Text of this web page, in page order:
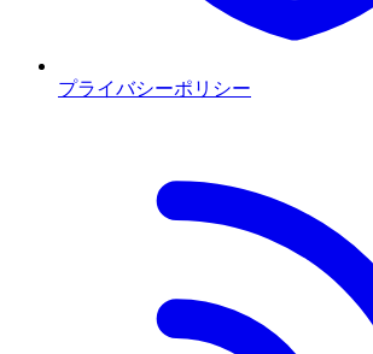
プライバシーポリシー